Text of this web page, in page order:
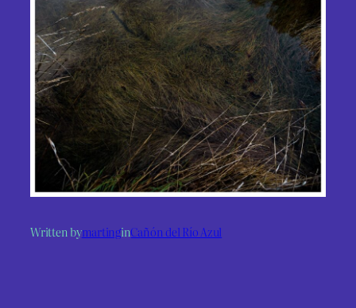
Written bymartinginCañón del Río Azul